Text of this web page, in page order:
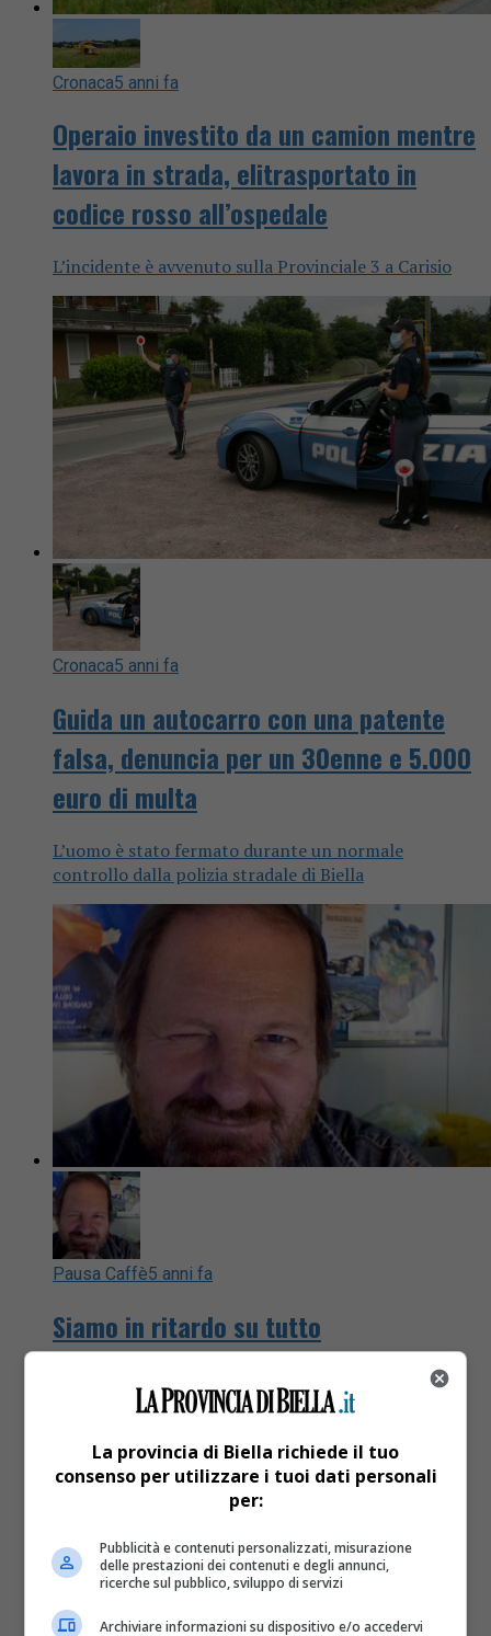
Cronaca5 anni fa
Operaio investito da un camion mentre
lavora in strada, elitrasportato in
codice rosso all’ospedale
L’incidente è avvenuto sulla Provinciale 3 a Carisio
Cronaca5 anni fa
Guida un autocarro con una patente
falsa, denuncia per un 30enne e 5.000
euro di multa
L’uomo è stato fermato durante un normale
controllo dalla polizia stradale di Biella
Pausa Caffè5 anni fa
Siamo in ritardo su tutto
La provincia di Biella richiede il tuo
consenso per utilizzare i tuoi dati personali
per:
Pubblicità e contenuti personalizzati, misurazione
delle prestazioni dei contenuti e degli annunci,
ricerche sul pubblico, sviluppo di servizi
Archiviare informazioni su dispositivo e/o accedervi